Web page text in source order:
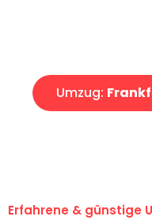
Umzug:
Erfahrene & günstige